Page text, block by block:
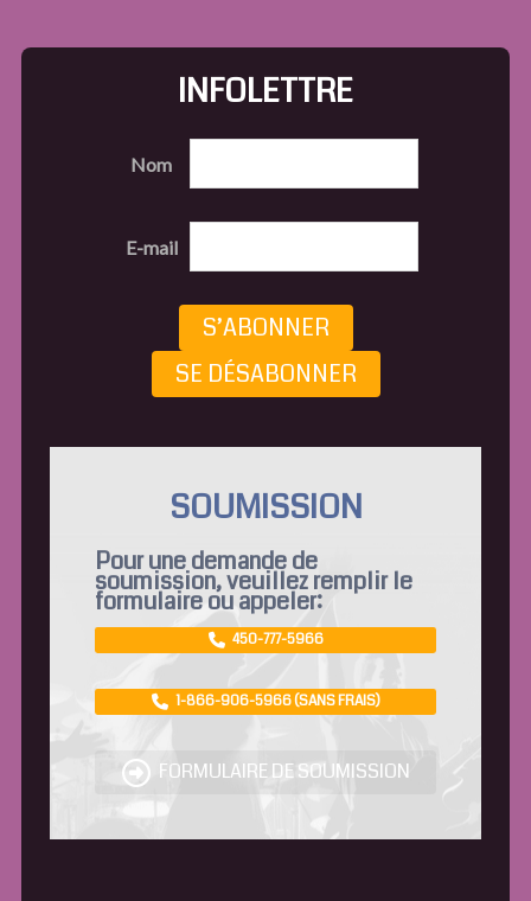
INFOLETTRE
Nom
E-mail
S’ABONNER
SE DÉSABONNER
SOUMISSION
Pour une demande de
soumission, veuillez remplir le
formulaire ou appeler:
450-777-5966
1-866-906-5966 (SANS FRAIS)
FORMULAIRE DE SOUMISSION